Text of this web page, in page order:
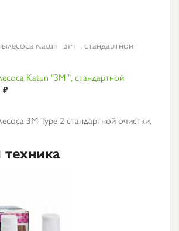
Katun "3М ", стандартной
₽
3М Type 2 стандартной очистки.